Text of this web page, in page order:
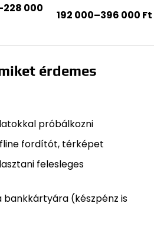
000
192 000–396 000 Ft
érdemes
próbálkozni
fordítót, térképet
felesleges
bankkártyára (készpénz is